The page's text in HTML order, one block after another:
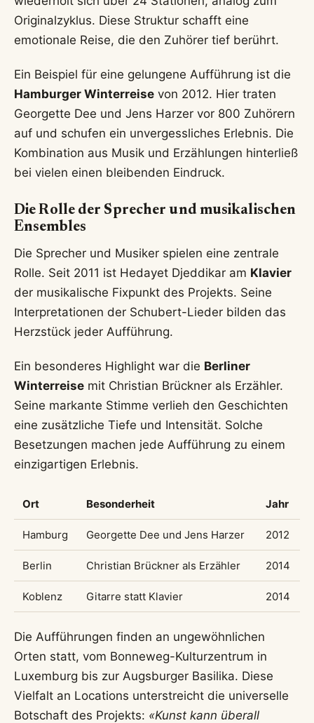
Originalzyklus. Diese Struktur schafft eine
emotionale Reise, die den Zuhörer tief berührt.
Ein Beispiel für eine gelungene Aufführung ist die
Hamburger Winterreise von 2012. Hier traten
Georgette Dee und Jens Harzer vor 800 Zuhörern
auf und schufen ein unvergessliches Erlebnis. Die
Kombination aus Musik und Erzählungen hinterließ
bei vielen einen bleibenden Eindruck.
Die Rolle der Sprecher und musikalischen
Ensembles
Die Sprecher und Musiker spielen eine zentrale
Rolle. Seit 2011 ist Hedayet Djeddikar am Klavier
der musikalische Fixpunkt des Projekts. Seine
Interpretationen der Schubert-Lieder bilden das
Herzstück jeder Aufführung.
Ein besonderes Highlight war die Berliner
Winterreise mit Christian Brückner als Erzähler.
Seine markante Stimme verlieh den Geschichten
eine zusätzliche Tiefe und Intensität. Solche
Besetzungen machen jede Aufführung zu einem
einzigartigen Erlebnis.
Ort Besonderheit Jahr
Hamburg Georgette Dee und Jens Harzer 2012
Berlin Christian Brückner als Erzähler 2014
Koblenz Gitarre statt Klavier 2014
Die Aufführungen finden an ungewöhnlichen
Orten statt, vom Bonneweg-Kulturzentrum in
Luxemburg bis zur Augsburger Basilika. Diese
Vielfalt an Locations unterstreicht die universelle
Botschaft des Projekts: «Kunst kann überall